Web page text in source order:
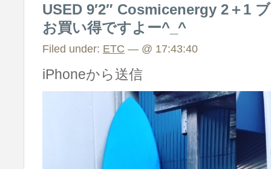
USED 9′2″ Cosmicenergy 2＋1
お買い得ですよー^_^
Filed under: ETC — @ 17:43:40
iPhoneから送信